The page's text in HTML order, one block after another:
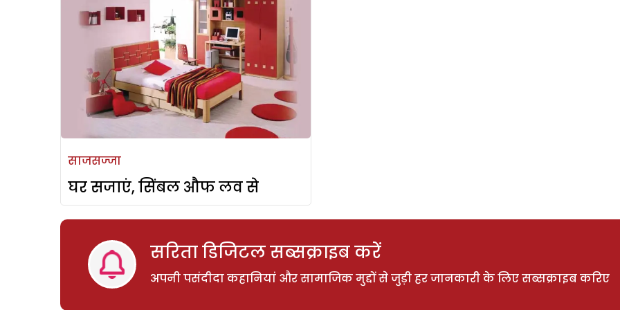
साजसज्जा
घर सजाएं, सिंबल औफ लव से
सरिता डिजिटल सब्सक्राइब करें
अपनी पसंदीदा कहानियां और सामाजिक मुद्दों से जुड़ी हर जानकारी के लिए सब्सक्राइब करिए